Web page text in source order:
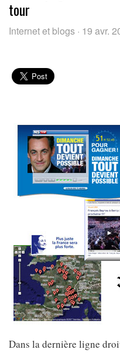
tour
Internet et blogs · 19 avr.
Dans la dernière ligne